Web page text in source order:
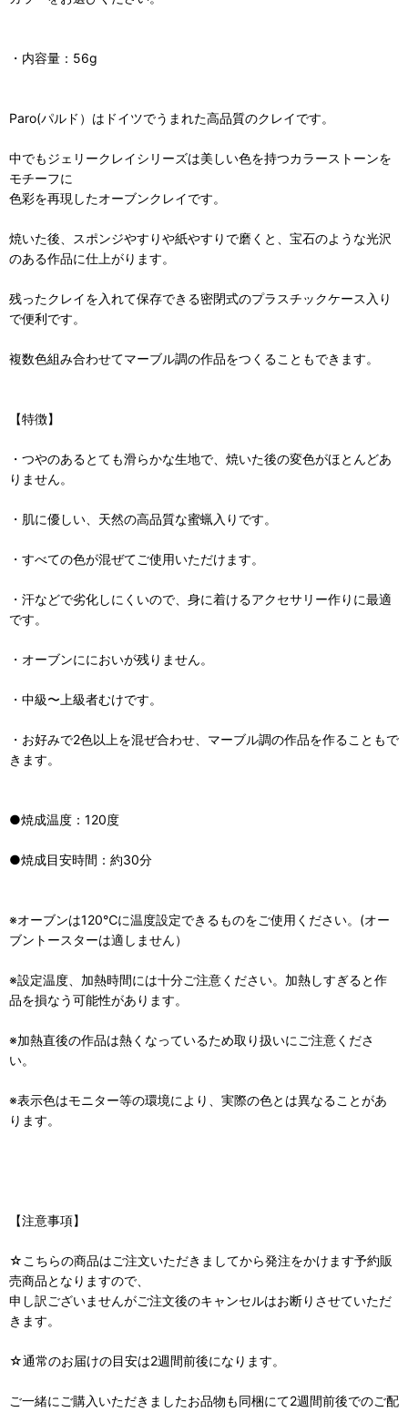
・内容量：56g
Paro(パルド）はドイツでうまれた高品質のクレイです。
中でもジェリークレイシリーズは美しい色を持つカラーストーンを
モチーフに
色彩を再現したオーブンクレイです。
焼いた後、スポンジやすりや紙やすりで磨くと、宝石のような光沢
のある作品に仕上がります。
残ったクレイを入れて保存できる密閉式のプラスチックケース入り
で便利です。
複数色組み合わせてマーブル調の作品をつくることもできます。
【特徴】
・つやのあるとても滑らかな生地で、焼いた後の変色がほとんどあ
りません。
・肌に優しい、天然の高品質な蜜蝋入りです。
・すべての色が混ぜてご使用いただけます。
・汗などで劣化しにくいので、身に着けるアクセサリー作りに最適
です。
・オーブンににおいが残りません。
・中級〜上級者むけです。
・お好みで2色以上を混ぜ合わせ、マーブル調の作品を作ることもで
きます。
●焼成温度：120度
●焼成目安時間：約30分
※オーブンは120℃に温度設定できるものをご使用ください。(オー
ブントースターは適しません）
※設定温度、加熱時間には十分ご注意ください。加熱しすぎると作
品を損なう可能性があります。
※加熱直後の作品は熱くなっているため取り扱いにご注意くださ
い。
※表示色はモニター等の環境により、実際の色とは異なることがあ
ります。
【注意事項】
☆こちらの商品はご注文いただきましてから発注をかけます予約販
売商品となりますので、
申し訳ございませんがご注文後のキャンセルはお断りさせていただ
きます。
☆通常のお届けの目安は2週間前後になります。
ご一緒にご購入いただきましたお品物も同梱にて2週間前後でのご配